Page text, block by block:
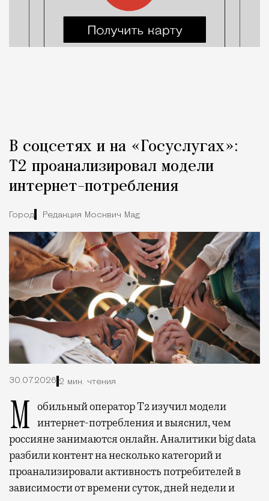
В соцсетях и на «Госуслугах»:
Т2 проанализировал модели
интернет-потребления
Город Редакция Москвич Mag
30.07.2026 2 мин. чтения
Мобильный оператор Т2 изучил модели интернет-потребления и выяснил, чем
россияне занимаются онлайн. Аналитики big data
разбили контент на несколько категорий и
проанализировали активность потребителей в
зависимости от времени суток, дней недели и